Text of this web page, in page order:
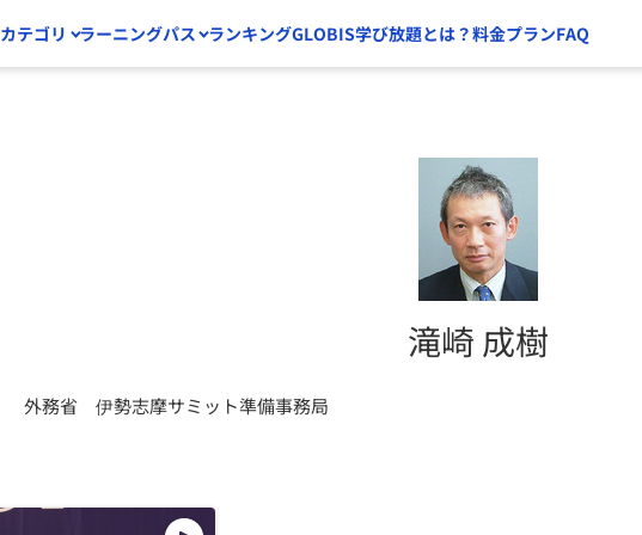
カテゴリ ラーニングパス ランキングGLOBIS学び放題とは？料金プランFAQ
滝崎 成樹
外務省 伊勢志摩サミット準備事務局